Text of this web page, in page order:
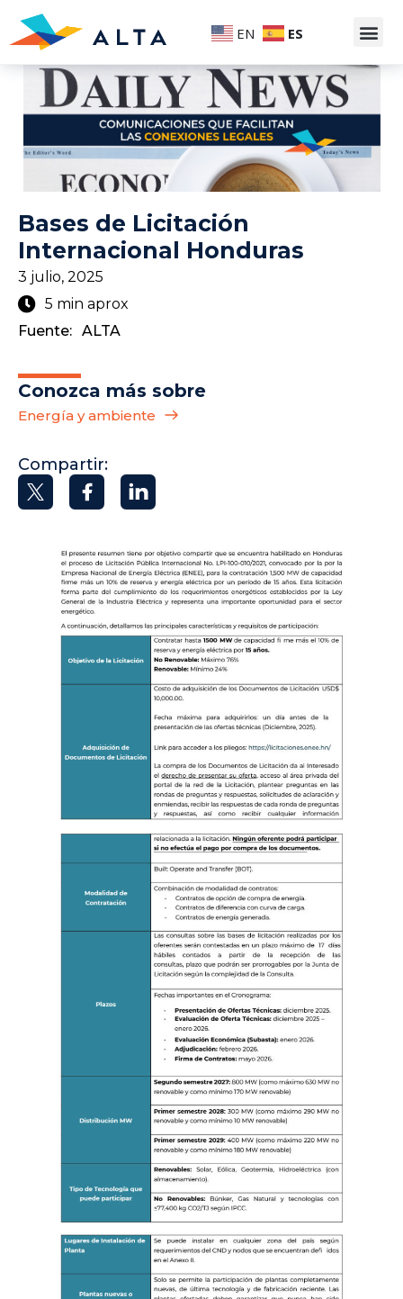
EN ES
Bases de Licitación
Internacional Honduras
3 julio, 2025
5 min aprox
Fuente: ALTA
Conozca más sobre
Energía y ambiente
Compartir: